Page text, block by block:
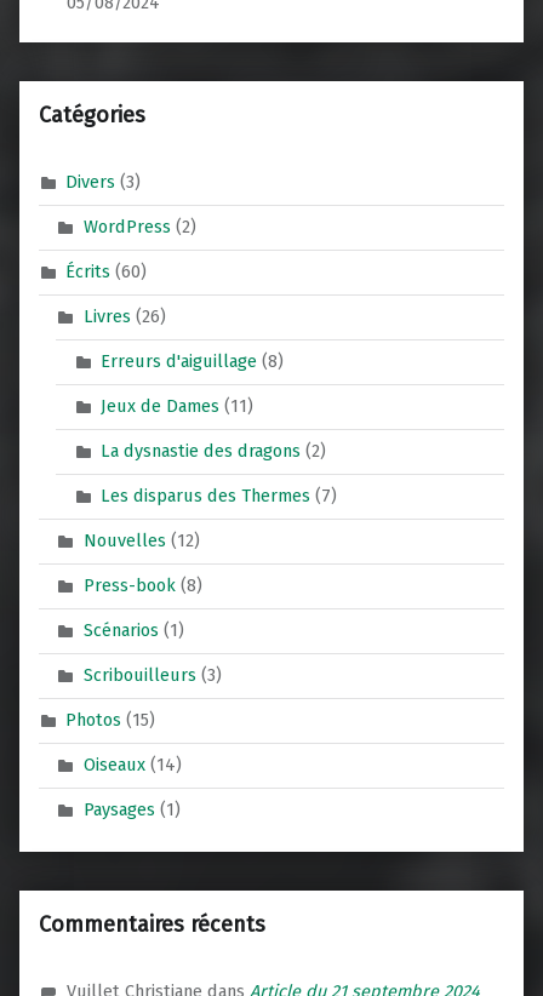
Catégories
Divers (3)
WordPress (2)
Écrits (60)
Livres (26)
Erreurs d'aiguillage (8)
Jeux de Dames (11)
La dysnastie des dragons (2)
Les disparus des Thermes (7)
Nouvelles (12)
Press-book(8)
Scénarios (1)
Scribouilleurs (3)
Photos (15)
Oiseaux(14)
Paysages (1)
Commentaires récents
Vuillet Christiane dansArticle du 21 septembre 2024